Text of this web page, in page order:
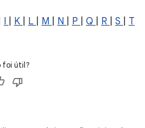
I K L M N P Q R S
T
foi útil?